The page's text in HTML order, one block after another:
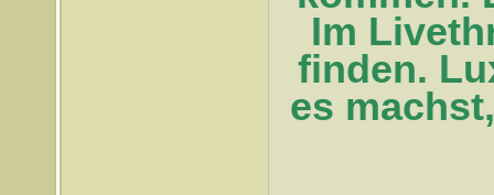
Im
finden.
es